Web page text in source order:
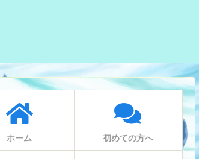
ホーム 初めての方へ